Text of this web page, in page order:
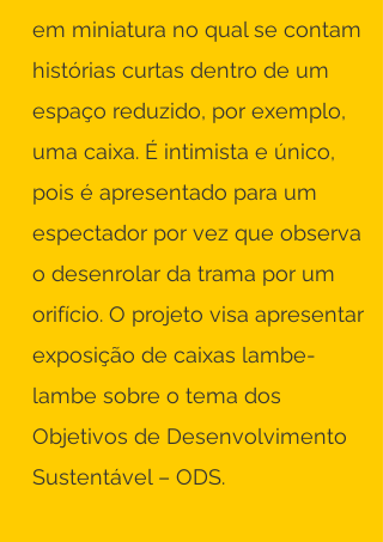
em miniatura no qual se contam
histórias curtas dentro de um
espaço reduzido, por exemplo,
uma caixa. É intimista e único,
pois é apresentado para um
espectador por vez que observa
o desenrolar da trama por um
orifício. O projeto visa apresentar
exposição de caixas lambe-
lambe sobre o tema dos
Objetivos de Desenvolvimento
Sustentável – ODS.